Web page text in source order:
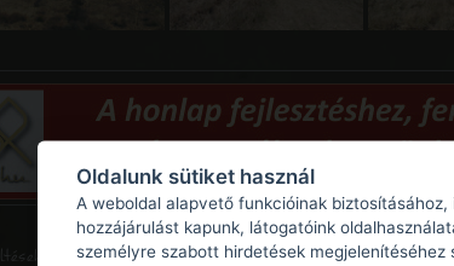
frissítések
Oldalunk sütiket használ
A weboldal alapvető funkcióinak
hozzájárulást kapunk, látogatóink
személyre szabott hirdetések megjelenítéséhez